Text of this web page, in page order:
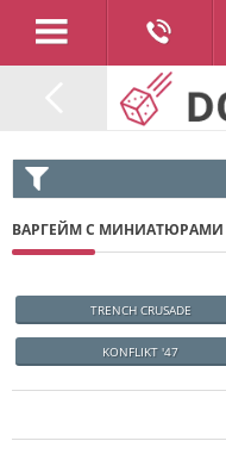
ВАРГЕЙМ С МИНИАТЮРАМИ
TRENCH CRUSADE
KONFLIKT '47